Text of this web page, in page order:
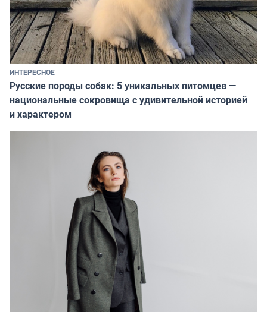
ИНТЕРЕСНОЕ
Русские породы собак: 5 уникальных питомцев —
национальные сокровища с удивительной историей
и характером